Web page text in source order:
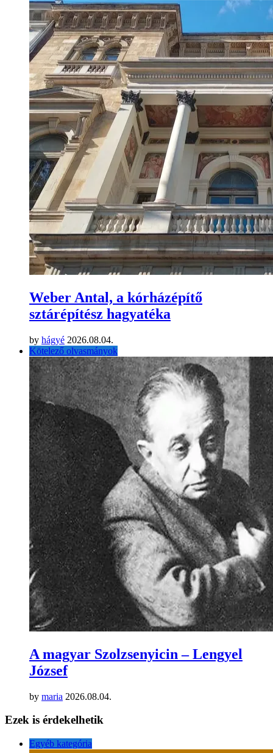
Weber Antal, a kórházépítő
sztárépítész hagyatéka
by hágyé 2026.08.04.
Kötelező olvasmányok
A magyar Szolzsenyicin – Lengyel
József
by maria 2026.08.04.
Ezek is érdekelhetik
Egyéb kategória